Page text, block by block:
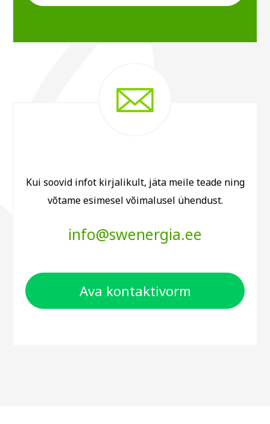
Kui soovid infot kirjalikult, jäta meile teade ning
võtame esimesel võimalusel ühendust.
info@swenergia.ee
Ava kontaktivorm